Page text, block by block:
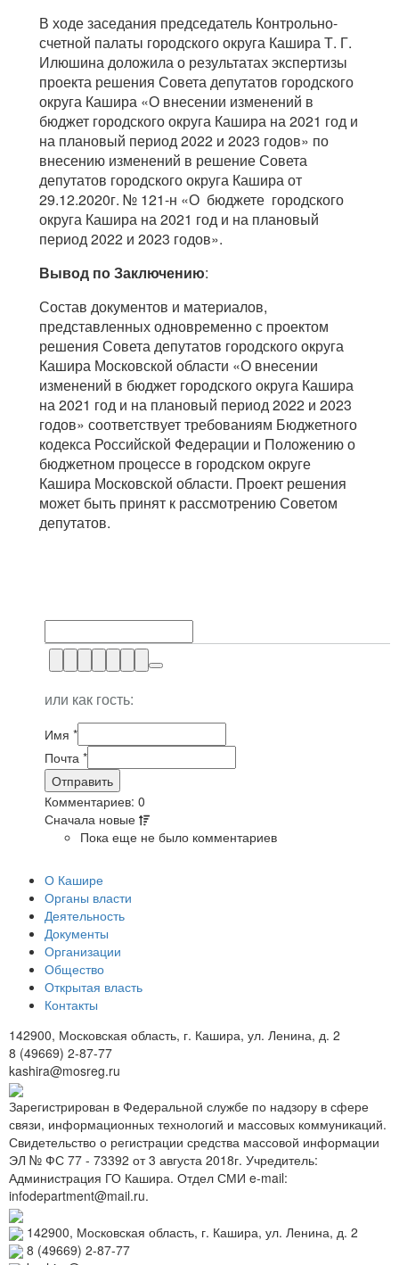
В ходе заседания председатель Контрольно-
счетной палаты городского округа Кашира Т. Г.
Илюшина доложила о результатах экспертизы
проекта решения Совета депутатов городского
округа Кашира «О внесении изменений в
бюджет городского округа Кашира на 2021 год и
на плановый период 2022 и 2023 годов» по
внесению изменений в решение Совета
депутатов городского округа Кашира от
29.12.2020г. № 121-н «О бюджете городского
округа Кашира на 2021 год и на плановый
период 2022 и 2023 годов».
Вывод по Заключению:
Состав документов и материалов,
представленных одновременно с проектом
решения Совета депутатов городского округа
Кашира Московской области «О внесении
изменений в бюджет городского округа Кашира
на 2021 год и на плановый период 2022 и 2023
годов» соответствует требованиям Бюджетного
кодекса Российской Федерации и Положению о
бюджетном процессе в городском округе
Кашира Московской области. Проект решения
может быть принят к рассмотрению Советом
депутатов.
или как гость:
Имя *
Почта *
Комментариев: 0
Сначала новые
Пока еще не было комментариев
О Кашире
Органы власти
Деятельность
Документы
Организации
Общество
Открытая власть
Контакты
142900, Московская область, г. Кашира, ул. Ленина, д. 2
8 (49669) 2-87-77
kashira@mosreg.ru
Зарегистрирован в Федеральной службе по надзору в сфере
связи, информационных технологий и массовых коммуникаций.
Свидетельство о регистрации средства массовой информации
ЭЛ № ФС 77 - 73392 от 3 августа 2018г. Учредитель:
Администрация ГО Кашира. Отдел СМИ e-mail:
infodepartment@mail.ru.
142900, Московская область, г. Кашира, ул. Ленина, д. 2
8 (49669) 2-87-77